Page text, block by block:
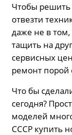
Чтобы решить
отвезти
даже не в
тащить на
сервисных
ремонт порой
Что бы
сегодня?
моделей
СССР купить